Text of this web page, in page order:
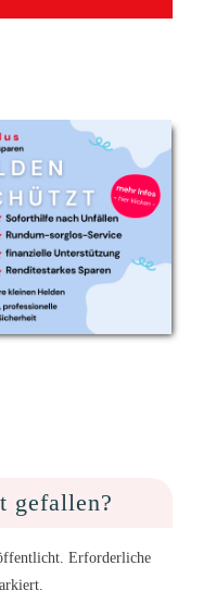
gefallen?
Erforderliche